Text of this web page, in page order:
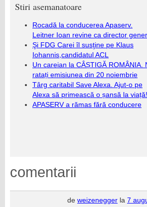
Stiri asemanatoare
Rocadă la conducerea Apaserv.
Leitner Ioan revine ca director
Şi FDG Carei îl susţine pe Klaus
Iohannis,candidatul ACL
Un careian la CÂȘTIGĂ ROMÂNIA.
ratați emisiunea din 20 noiembrie
Târg caritabil Save Alexa. Ajut-o pe
Alexa să primească o șansă la viață!
APASERV a rămas fără conducere
comentarii
de weizenegger la 7